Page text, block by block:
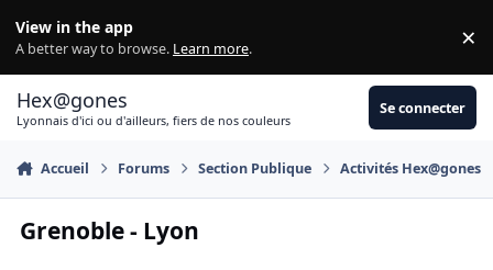
View in the app
A better way to browse. Learn more. ×
Hex@gones
Lyonnais d'ici ou d'ailleurs, fiers de nos couleurs
Se connecter
Accueil Forums Section Publique Activités Hex@gones
Grenoble - Lyon